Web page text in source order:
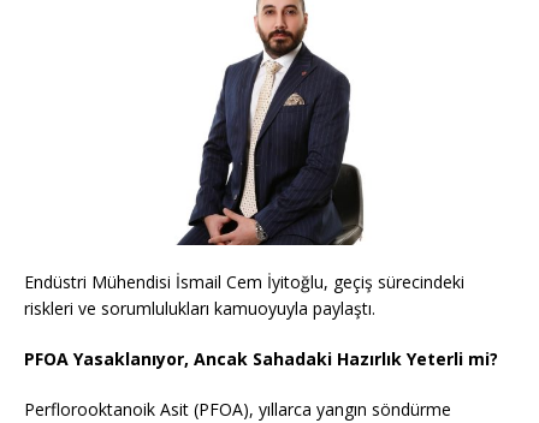
Endüstri Mühendisi İsmail Cem İyitoğlu, geçiş sürecindeki
riskleri ve sorumlulukları kamuoyuyla paylaştı.
PFOA Yasaklanıyor, Ancak Sahadaki Hazırlık Yeterli mi?
Perflorooktanoik Asit (PFOA), yıllarca yangın söndürme